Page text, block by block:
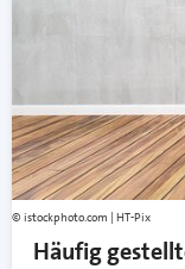
istockphoto.com | HT-Pix
Häufig